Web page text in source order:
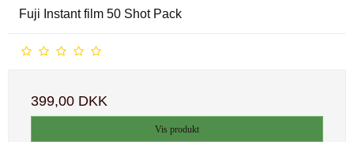
Fuji Instant film 50 Shot Pack
399,00 DKK
Vis produkt